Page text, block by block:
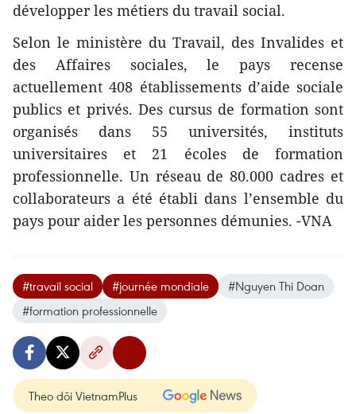
développer les métiers du travail social.
Selon le ministère du Travail, des Invalides et
des Affaires sociales, le pays recense
actuellement 408 établissements d’aide sociale
publics et privés. Des cursus de formation sont
organisés dans 55 universités, instituts
universitaires et 21 écoles de formation
professionnelle. Un réseau de 80.000 cadres et
collaborateurs a été établi dans l’ensemble du
pays pour aider les personnes démunies. -VNA
#travail social #journée mondiale
#Nguyen Thi Doan
#formation professionnelle
Theo dõi VietnamPlus